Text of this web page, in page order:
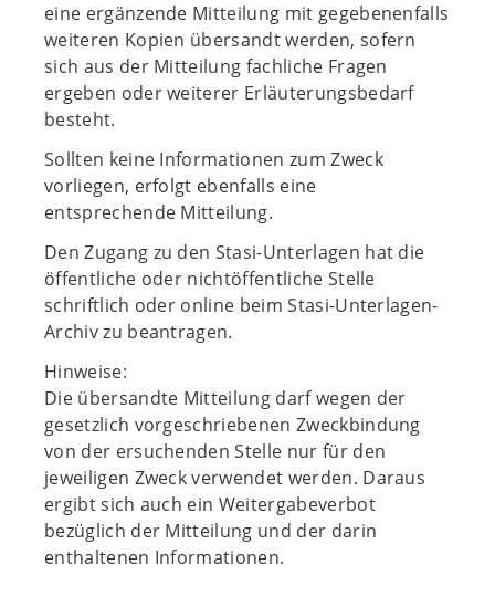
eine ergänzende Mitteilung mit gegebenenfalls
weiteren Kopien übersandt werden, sofern
sich aus der Mitteilung fachliche Fragen
ergeben oder weiterer Erläuterungsbedarf
besteht.
Sollten keine Informationen zum Zweck
vorliegen, erfolgt ebenfalls eine
entsprechende Mitteilung.
Den Zugang zu den Stasi-Unterlagen hat die
öffentliche oder nichtöffentliche Stelle
schriftlich oder online beim Stasi-Unterlagen-
Archiv zu beantragen.
Hinweise:
Die übersandte Mitteilung darf wegen der
gesetzlich vorgeschriebenen Zweckbindung
von der ersuchenden Stelle nur für den
jeweiligen Zweck verwendet werden. Daraus
ergibt sich auch ein Weitergabeverbot
bezüglich der Mitteilung und der darin
enthaltenen Informationen.